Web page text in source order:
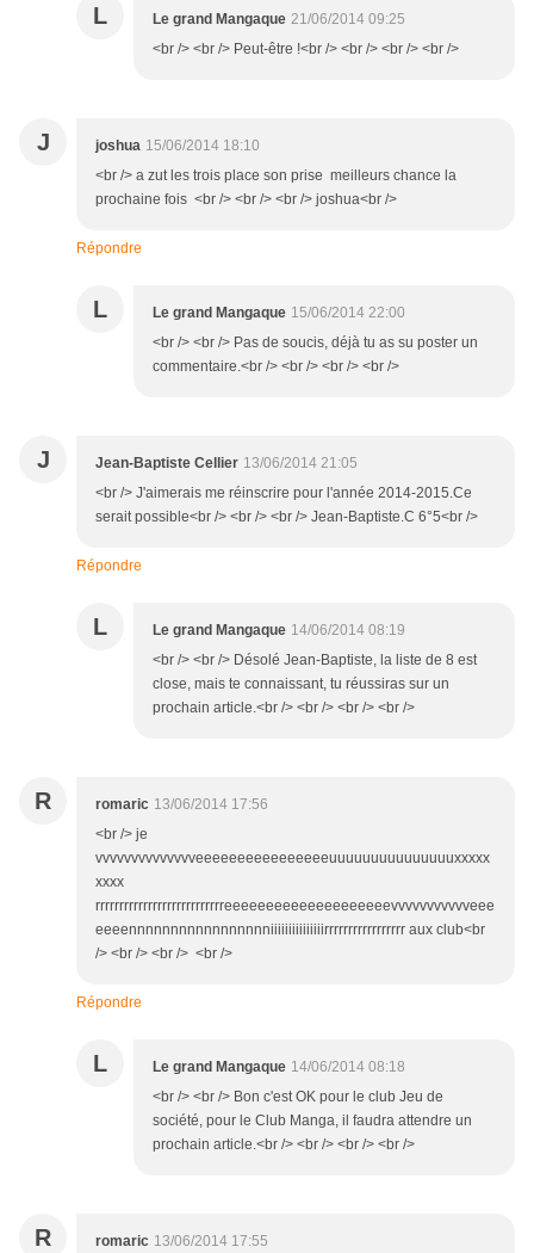
L Le grand Mangaque 21/06/2014 09:25
<br /> <br /> Peut-être !<br /> <br /> <br /> <br />
J joshua 15/06/2014 18:10
<br /> a zut les trois place son prise meilleurs chance la
prochaine fois <br /> <br /> <br /> joshua<br />
Répondre
L Le grand Mangaque 15/06/2014 22:00
<br /> <br /> Pas de soucis, déjà tu as su poster un
commentaire.<br /> <br /> <br /> <br />
J Jean-Baptiste Cellier 13/06/2014 21:05
<br /> J'aimerais me réinscrire pour l'année 2014-2015.Ce
serait possible<br /> <br /> <br /> Jean-Baptiste.C 6°5<br />
Répondre
L Le grand Mangaque 14/06/2014 08:19
<br /> <br /> Désolé Jean-Baptiste, la liste de 8 est
close, mais te connaissant, tu réussiras sur un
prochain article.<br /> <br /> <br /> <br />
R romaric 13/06/2014 17:56
<br /> je
vvvvvvvvvvvvvveeeeeeeeeeeeeeeeuuuuuuuuuuuuuuuxxxxx
xxxx
rrrrrrrrrrrrrrrrrrrrrrrrrrreeeeeeeeeeeeeeeeeeeevvvvvvvvvvveee
eeeennnnnnnnnnnnnnnnniiiiiiiiiiiiiiirrrrrrrrrrrrrrrrr aux club<br
/> <br /> <br /> <br />
Répondre
L Le grand Mangaque 14/06/2014 08:18
<br /> <br /> Bon c'est OK pour le club Jeu de
société, pour le Club Manga, il faudra attendre un
prochain article.<br /> <br /> <br /> <br />
R romaric 13/06/2014 17:55